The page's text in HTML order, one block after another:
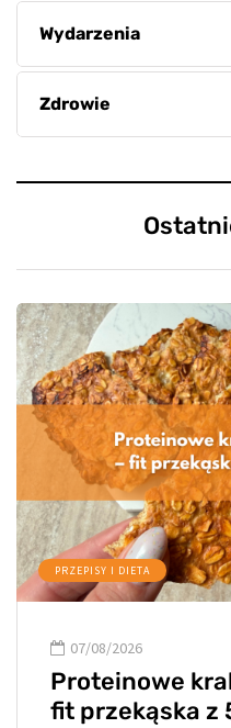
Wydarzenia
Zdrowie
PRZEPISY I DIETA
07/08/2026
Proteinowe
fit przekąska z